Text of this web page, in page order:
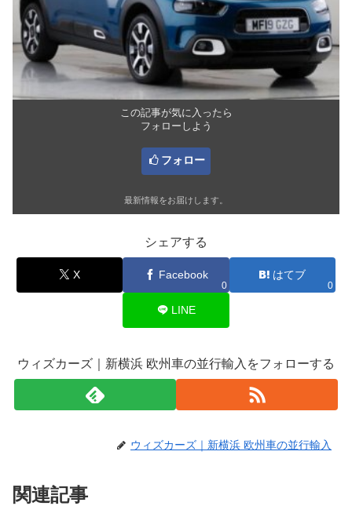
この記事が気に入ったら
フォローしよう
フォロー
最新情報をお届けします。
シェアする
X Facebook
0
はてブ
0
LINE
ウィズカーズ｜新横浜 欧州車の並行輸入をフォローする
ウィズカーズ｜新横浜 欧州車の並行輸入
関連記事